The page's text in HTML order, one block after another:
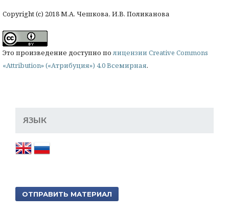
Copyright (c) 2018 М.А. Чешкова, И.В. Поликанова
Это произведение доступно полицензии Creative Commons
«Attribution» («Атрибуция») 4.0 Всемирная.
ЯЗЫК
ОТПРАВИТЬ МАТЕРИАЛ